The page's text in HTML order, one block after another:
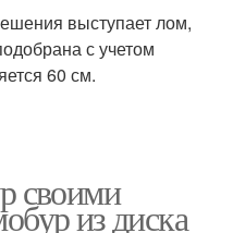
выступает лом,
с учетом
60 см.
своими
из диска